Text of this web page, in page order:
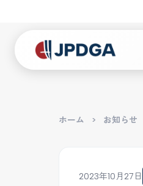
ホーム > お知らせ
2023年10月27日